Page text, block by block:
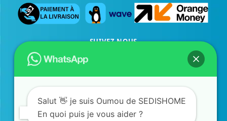
SUIVEZ NOUS
Facebook
SERVICE COMMERCIAL
77 873 43 98/33 823 24 21
Salut 👋 je suis Oumou de SEDISHOME
En quoi puis je vous aider ?